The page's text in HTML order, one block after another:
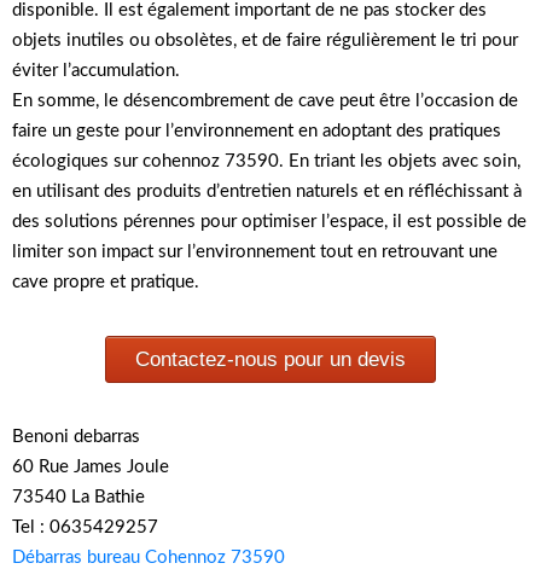
disponible. Il est également important de ne pas stocker des
objets inutiles ou obsolètes, et de faire régulièrement le tri pour
éviter l’accumulation.
En somme, le désencombrement de cave peut être l’occasion de
faire un geste pour l’environnement en adoptant des pratiques
écologiques sur cohennoz 73590. En triant les objets avec soin,
en utilisant des produits d’entretien naturels et en réfléchissant à
des solutions pérennes pour optimiser l’espace, il est possible de
limiter son impact sur l’environnement tout en retrouvant une
cave propre et pratique.
Contactez-nous pour un devis
Benoni debarras
60 Rue James Joule
73540 La Bathie
Tel : 0635429257
Débarras bureau Cohennoz 73590